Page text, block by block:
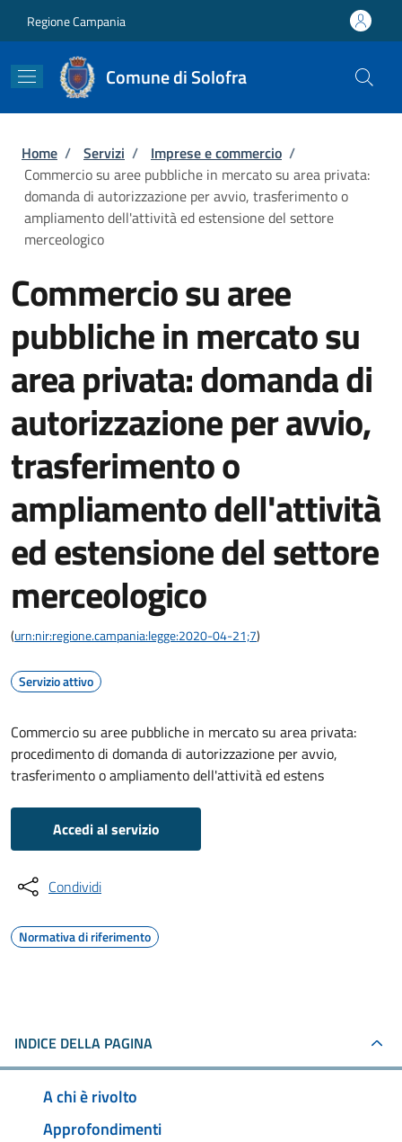
Regione Campania
Comune di Solofra
Briciole di pane
Home / Servizi / Imprese e commercio /
Commercio su aree pubbliche in mercato su area privata:
domanda di autorizzazione per avvio, trasferimento o
ampliamento dell'attività ed estensione del settore
merceologico
Commercio su aree
pubbliche in mercato su
area privata: domanda di
autorizzazione per avvio,
trasferimento o
ampliamento dell'attività
ed estensione del settore
merceologico
(urn:nir:regione.campania:legge:2020-04-21;7)
Servizio attivo
Commercio su aree pubbliche in mercato su area privata:
procedimento di domanda di autorizzazione per avvio,
trasferimento o ampliamento dell'attività ed estens
Accedi al servizio
Condividi
Normativa di riferimento
INDICE DELLA PAGINA
A chi è rivolto
Approfondimenti